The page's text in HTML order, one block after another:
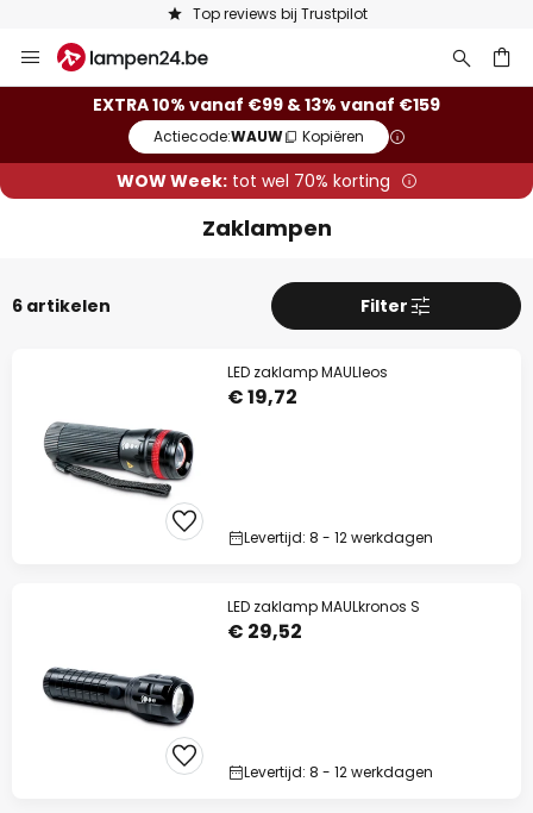
Top reviews bij Trustpilot
naar
EXTRA 10% vanaf €99 & 13% vanaf €159
Actiecode:WAUW Kopiëren
WOW Week:tot wel 70% korting
Zaklampen
6 artikelen Filter
LED zaklamp MAULleos
€ 19,72
Levertijd: 8 - 12 werkdagen
LED zaklamp MAULkronos S
€ 29,52
Levertijd: 8 - 12 werkdagen